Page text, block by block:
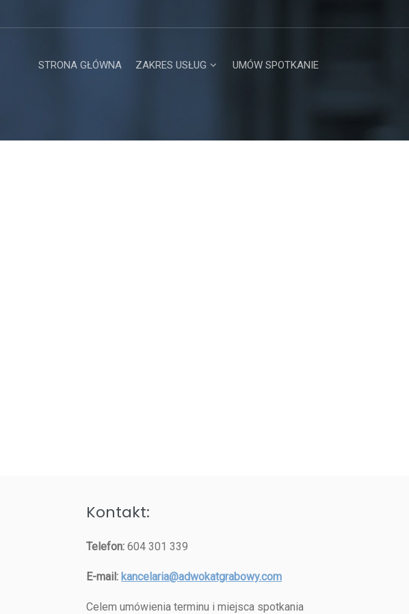
STRONA GŁÓWNA ZAKRES USŁUG UMÓW SPOTKANIE
Kontakt:
Telefon: 604 301 339
E-mail: kancelaria@adwokatgrabowy.com
Celem umówienia terminu i miejsca spotkania